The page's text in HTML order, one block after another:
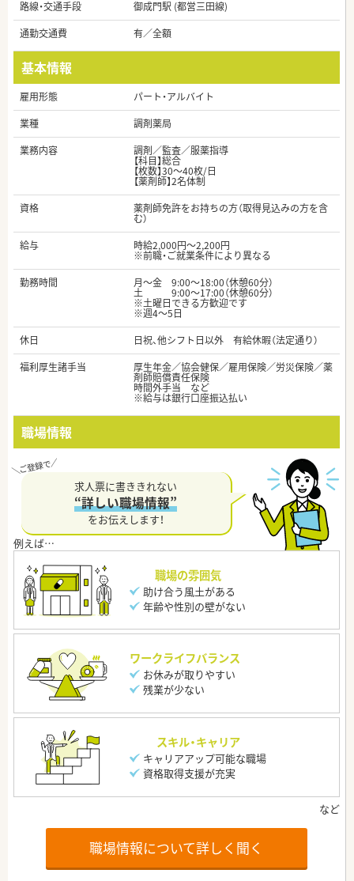
路線・交通手段
御成門駅 (都営三田線)
通勤交通費
有／全額
基本情報
雇用形態
パート・アルバイト
業種
調剤薬局
業務内容
調剤／監査／服薬指導
【科目】総合
【枚数】30～40枚/日
【薬剤師】2名体制
資格
薬剤師免許をお持ちの方（取得見込みの方を含
む）
給与
時給2,000円～2,200円
※前職・ご就業条件により異なる
勤務時間
月～金 9:00～18:00（休憩60分）
土 9:00～17:00（休憩60分）
※土曜日できる方歓迎です
※週4～5日
休日
日祝、他シフト日以外 有給休暇（法定通り）
福利厚生諸手当
厚生年金／協会健保／雇用保険／労災保険／薬
剤師賠償責任保険
時間外手当 など
※給与は銀行口座振込払い
職場情報
求人票に書ききれない
“詳しい職場情報”
をお伝えします！
職場の雰囲気
助け合う風土がある
年齢や性別の壁がない
ワークライフバランス
お休みが取りやすい
残業が少ない
スキル・キャリア
キャリアアップ可能な職場
資格取得支援が充実
職場情報について詳しく聞く